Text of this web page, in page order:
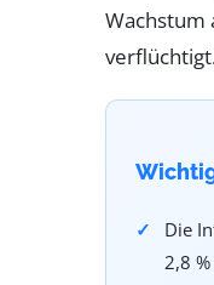
Wachstum
Die
2,8